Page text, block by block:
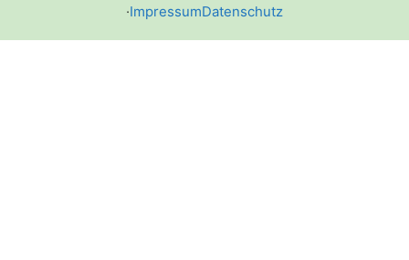
·ImpressumDatenschutz